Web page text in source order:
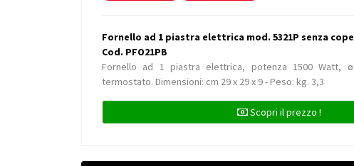
Fornello ad 1 piastra elettrica mod. 5321P senza
Cod. PFO21PB
Fornello ad 1 piastra elettrica, potenza 1500 Watt,
termostato. Dimensioni: cm 29 x 29 x 9 - Peso: kg. 3,3
Scopri il prezzo !